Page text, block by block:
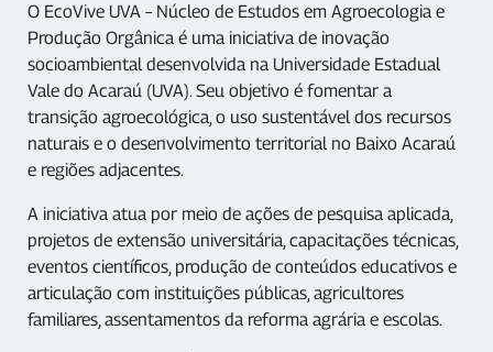
O EcoVive UVA – Núcleo de Estudos em Agroecologia e
Produção Orgânica é uma iniciativa de inovação
socioambiental desenvolvida na Universidade Estadual
Vale do Acaraú (UVA). Seu objetivo é fomentar a
transição agroecológica, o uso sustentável dos recursos
naturais e o desenvolvimento territorial no Baixo Acaraú
e regiões adjacentes.
A iniciativa atua por meio de ações de pesquisa aplicada,
projetos de extensão universitária, capacitações técnicas,
eventos científicos, produção de conteúdos educativos e
articulação com instituições públicas, agricultores
familiares, assentamentos da reforma agrária e escolas.